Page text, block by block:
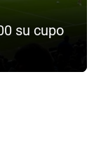
su cupo